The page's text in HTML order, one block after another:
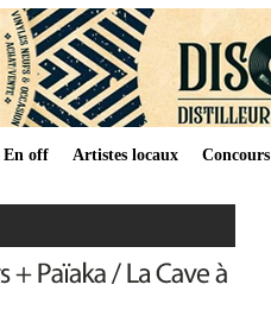
En off Artistes locaux Concours